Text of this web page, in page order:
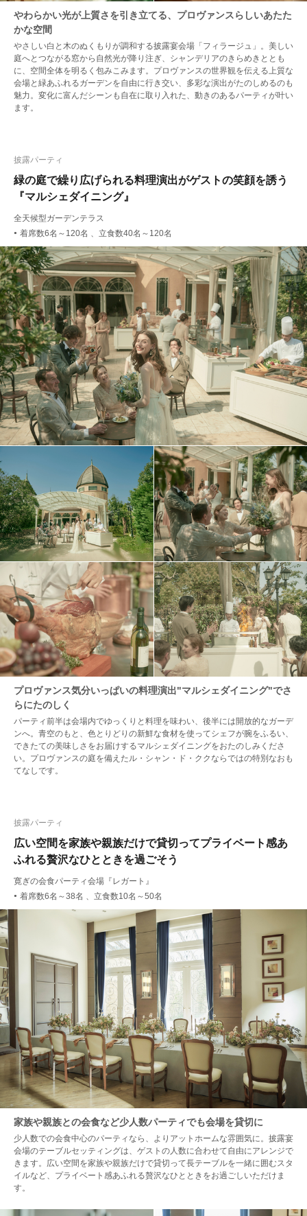
やわらかい光が上質さを引き立てる、プロヴァンスらしいあたた
かな空間
やさしい白と木のぬくもりが調和する披露宴会場「フィラージュ」。美しい
庭へとつながる窓から自然光が降り注ぎ、シャンデリアのきらめきととも
に、空間全体を明るく包みこみます。プロヴァンスの世界観を伝える上質な
会場と緑あふれるガーデンを自由に行き交い、多彩な演出がたのしめるのも
魅力。変化に富んだシーンも自在に取り入れた、動きのあるパーティが叶い
ます。
緑の庭で繰り広げられる料理演出がゲストの笑顔を誘う
『マルシェダイニング』
披露パーティ
全天候型ガーデンテラス
● 着席数6名～120名 、立食数40名～120名
プロヴァンス気分いっぱいの料理演出"マルシェダイニング"でさ
らにたのしく
パーティ前半は会場内でゆっくりと料理を味わい、後半には開放的なガーデ
ンへ。青空のもと、色とりどりの新鮮な食材を使ってシェフが腕をふるい、
できたての美味しさをお届けするマルシェダイニングをおたのしみくださ
い。プロヴァンスの庭を備えたル・シャン・ド・ククならではの特別なおも
てなしです。
広い空間を家族や親族だけで貸切ってプライベート感あ
ふれる贅沢なひとときを過ごそう
披露パーティ
寛ぎの会食パーティ会場『レガート』
● 着席数6名～38名 、立食数10名～50名
家族や親族との会食など少人数パーティでも会場を貸切に
少人数での会食中心のパーティなら、よりアットホームな雰囲気に。披露宴
会場のテーブルセッティングは、ゲストの人数に合わせて自由にアレンジで
きます。広い空間を家族や親族だけで貸切って長テーブルを一緒に囲むスタ
イルなど、プライベート感あふれる贅沢なひとときをお過ごしいただけま
す。